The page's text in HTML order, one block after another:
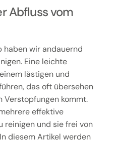
Abfluss vom
haben wir andauernd
Eine leichte
lästigen und
das oft übersehen
Verstopfungen kommt.
effektive
reinigen und sie frei von
diesem Artikel werden